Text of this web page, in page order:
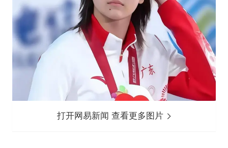
打开网易新闻 查看更多图片